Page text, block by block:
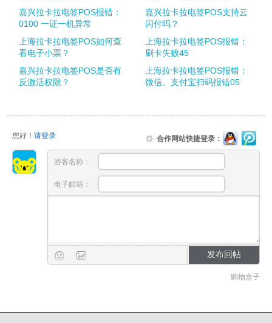
嘉兴拉卡拉电签POS报错：
0100 一证一机异常
嘉兴拉卡拉电签POS支持云
闪付吗？
上海拉卡拉电签POS如何查
看电子小票？
上海拉卡拉电签POS报错：
刷卡失败45
嘉兴拉卡拉电签POS是否有
反激活权限？
上海拉卡拉电签POS报错：
微信、支付宝扫码报错05
您好！ 请登录 合作网站快捷登录：
游客名称：
电子邮箱：
购物盒子